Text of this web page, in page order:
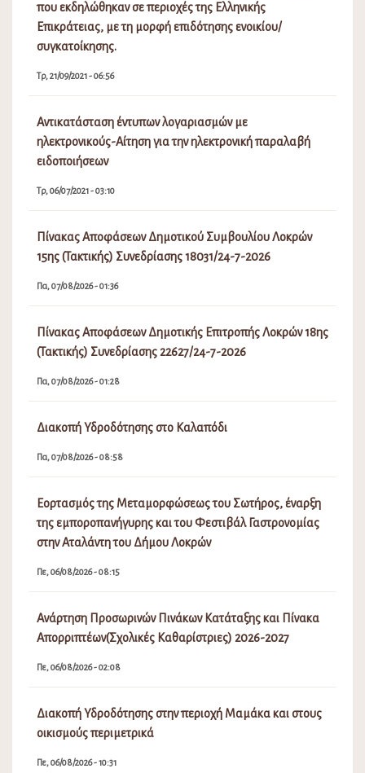
που εκδηλώθηκαν σε περιοχές της Ελληνικής
Επικράτειας, με τη μορφή επιδότησης ενοικίου/
συγκατοίκησης.
Τρ, 21/09/2021 - 06:56
Αντικατάσταση έντυπων λογαριασμών με
ηλεκτρονικούς-Αίτηση για την ηλεκτρονική παραλαβή
ειδοποιήσεων
Τρ, 06/07/2021 - 03:10
Πίνακας Αποφάσεων Δημοτικού Συμβουλίου Λοκρών
15ης (Τακτικής) Συνεδρίασης 18031/24-7-2026
Πα, 07/08/2026 - 01:36
Πίνακας Αποφάσεων Δημοτικής Επιτροπής Λοκρών 18ης
(Τακτικής) Συνεδρίασης 22627/24-7-2026
Πα, 07/08/2026 - 01:28
Διακοπή Υδροδότησης στο Καλαπόδι
Πα, 07/08/2026 - 08:58
Εορτασμός της Μεταμορφώσεως του Σωτήρος, έναρξη
της εμποροπανήγυρης και του Φεστιβάλ Γαστρονομίας
στην Αταλάντη του Δήμου Λοκρών
Πε, 06/08/2026 - 08:15
Ανάρτηση Προσωρινών Πινάκων Κατάταξης και Πίνακα
Απορριπτέων(Σχολικές Καθαρίστριες) 2026-2027
Πε, 06/08/2026 - 02:08
Διακοπή Υδροδότησης στην περιοχή Μαμάκα και στους
οικισμούς περιμετρικά
Πε, 06/08/2026 - 10:31